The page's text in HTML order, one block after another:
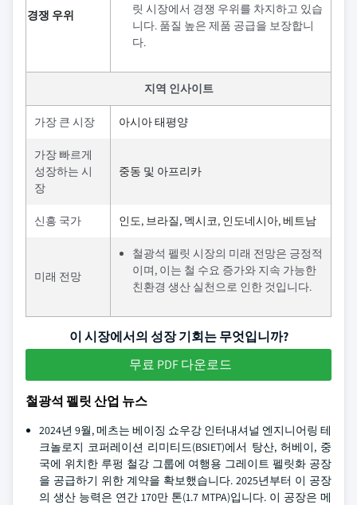
경쟁 우위
릿 시장에서 경쟁 우위를 차지하고 있습
니다. 품질 높은 제품 공급을 보장합니
다.
지역 인사이트
가장 큰 시장 아시아 태평양
가장 빠르게
성장하는 시
장
중동 및 아프리카
신흥 국가 인도, 브라질, 멕시코, 인도네시아, 베트남
미래 전망
철광석 펠릿 시장의 미래 전망은 긍정적
이며, 이는 철 수요 증가와 지속 가능한
친환경 생산 실천으로 인한 것입니다.
이 시장에서의 성장 기회는 무엇입니까?
무료 PDF 다운로드
철광석 펠릿 산업 뉴스
2024년 9월, 메츠는 베이징 쇼우강 인터내셔널 엔지니어링 테
크놀로지 코퍼레이션 리미티드(BSIET)에서 탕산, 허베이, 중
국에 위치한 루펑 철강 그룹에 여행용 그레이트 펠릿화 공장
을 공급하기 위한 계약을 확보했습니다. 2025년부터 이 공장
의 생산 능력은 연간 170만 톤(1.7 MTPA)입니다. 이 공장은 메